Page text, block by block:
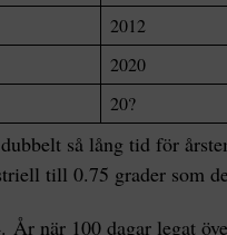
2012
2020
20?
så lång tid för
till 0.75 grader som
År när 100 dagar legat